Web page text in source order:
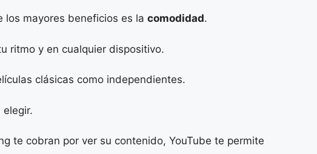
mayores beneficios es la comodidad.
ritmo y en cualquier dispositivo.
clásicas como independientes.
te cobran por ver su contenido, YouTube te permite